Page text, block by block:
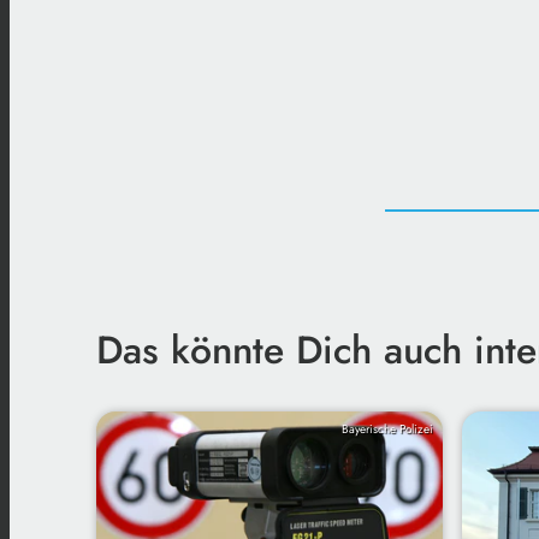
Das könnte Dich auch
Bayerische Polizei